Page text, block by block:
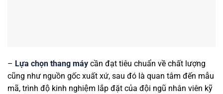
– Lựa chọn thang máy cần đạt tiêu chuẩn về chất lượng
cũng như nguồn gốc xuất xứ, sau đó là quan tâm đến mẫu
mã, trình độ kinh nghiệm lắp đặt của đội ngũ nhân viên kỹ